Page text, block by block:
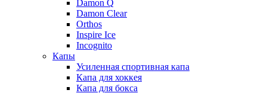
Damon Q
Damon Clear
Orthos
Inspire Ice
Incognito
Капы
Усиленная спортивная капа
Капа для хоккея
Капа для бокса